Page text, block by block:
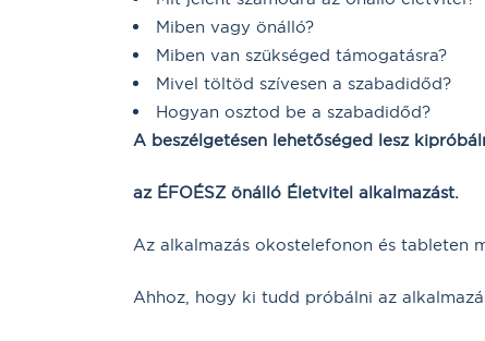
Miben vagy önálló?
Miben van szükséged támogatásra?
Mivel töltöd szívesen a szabadidőd?
Hogyan osztod be a szabadidőd?
A beszélgetésen lehetőséged lesz
az ÉFOÉSZ önálló Életvitel alkalmazást.
Az alkalmazás okostelefonon és tableten
Ahhoz, hogy ki tudd próbálni az